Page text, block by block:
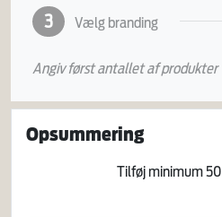
3 Vælg branding
Angiv først antallet af produkter
Opsummering
Tilføj minimum50